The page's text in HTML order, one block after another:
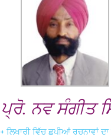
ਪ੍ਰੋ. ਨਵ ਸੰਗੀਤ
+ ਲਿਖਾਰੀ ਵਿੱਚ ਛਪੀਆਂ ਰਚਨਾਵਾਂ